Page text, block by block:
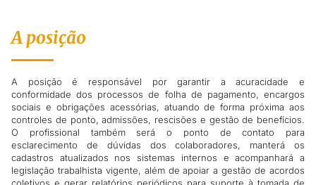
A posição
A posição é responsável por garantir a acuracidade e
conformidade dos processos de folha de pagamento, encargos
sociais e obrigações acessórias, atuando de forma próxima aos
controles de ponto, admissões, rescisões e gestão de benefícios.
O profissional também será o ponto de contato para
esclarecimento de dúvidas dos colaboradores, manterá os
cadastros atualizados nos sistemas internos e acompanhará a
legislação trabalhista vigente, além de apoiar a gestão de acordos